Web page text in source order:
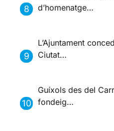
d’homenatge…
L’Ajuntament
Ciutat…
Guíxols des del
fondeig…